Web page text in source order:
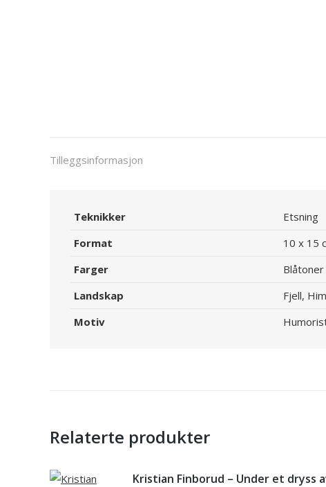
Tilleggsinformasjon
Teknikker
Etsning
Format
10 x 15
Farger
Blåtoner
Landskap
Fjell,
Motiv
Relaterte produkter
Kristian Finborud – Under et dryss